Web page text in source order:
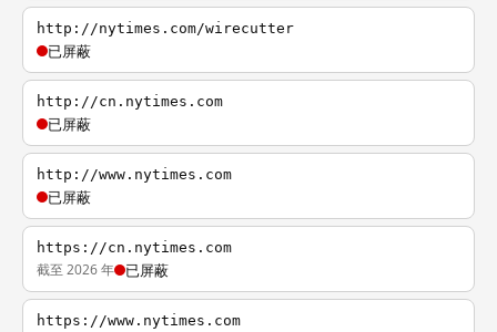
http://nytimes.com/wirecutter
已屏蔽
http://cn.nytimes.com
已屏蔽
http://www.nytimes.com
已屏蔽
https://cn.nytimes.com
截至 2026 年 已屏蔽
https://www.nytimes.com